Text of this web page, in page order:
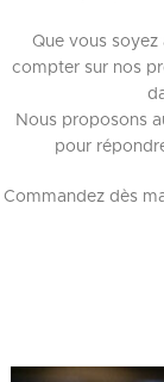
Que vous
compter sur nos
Nous proposons
pour
Commandez dès